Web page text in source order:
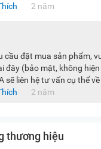
2 năm
cầu đặt mua sản phẩm,
đây (bảo mật, không
sẽ liên hệ tư vấn cụ thể
2 năm
thương hiệu